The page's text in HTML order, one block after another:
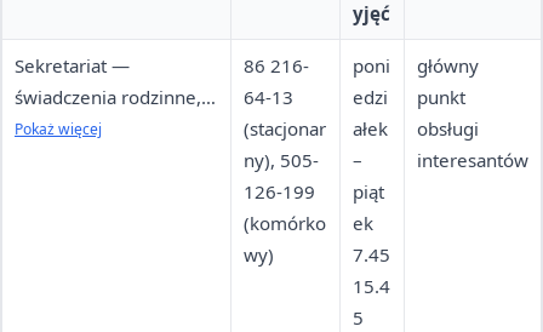
yjęć
Sekretariat —
świadczenia rodzinne,
wychowawcze, fundusz
Pokaż więcej
86 216-
64-13
(stacjonar
ny), 505-
126-199
(komórko
wy)
poni
edzi
ałek
–
piąt
ek
7.45
15.4
5
główny
punkt
obsługi
interesantów